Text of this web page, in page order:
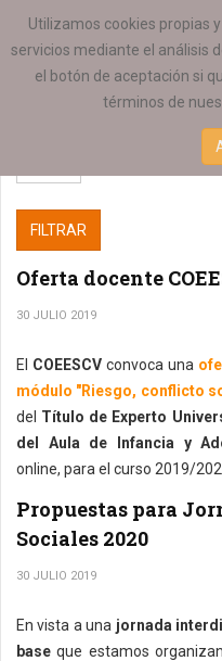
Utilizamos cookies propias
servicios mediante el análisis
el botón de aceptación si
términos de
ESTÁ AQUÍ:
FILTRAR
Oferta docente
30 JULIO 2019
El COEESCV convoca una
módulo "Riesgo, conflicto
del Título de Experto
del Aula de Infancia y
online, para el curso 2019/
Propuestas para
Sociales 2020
30 JULIO 2019
En vista a una jornada
base que estamos